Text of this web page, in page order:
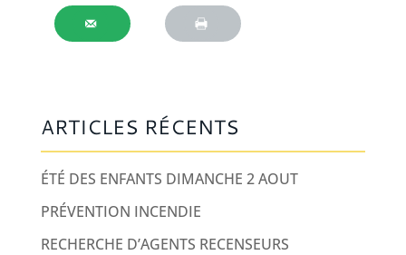
ARTICLES RÉCENTS
ÉTÉ DES ENFANTS DIMANCHE 2 AOUT
PRÉVENTION INCENDIE
RECHERCHE D’AGENTS RECENSEURS